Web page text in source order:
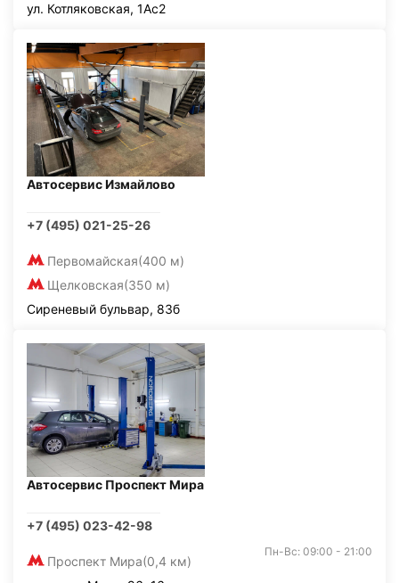
ул. Котляковская, 1Ас2
Автосервис Измайлово
+7 (495) 021-25-26
Первомайская(400 м)
Щелковская(350 м)
Сиреневый бульвар, 83б
Автосервис Проспект Мира
+7 (495) 023-42-98
Проспект Мира(0,4 км)
Пн-Вс: 09:00 - 21:00